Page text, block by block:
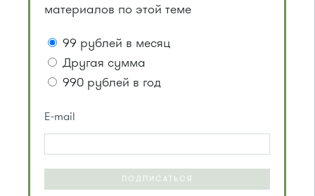
материалов по этой теме
99 рублей в месяц
Другая сумма
990 рублей в год
E-mail
ПОДПИСАТЬСЯ